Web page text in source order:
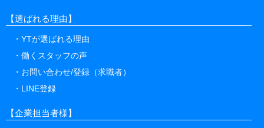
【選ばれる理由】
YTが選ばれる理由
働くスタッフの声
お問い合わせ/登録（求職者）
LINE登録
【企業担当者様】